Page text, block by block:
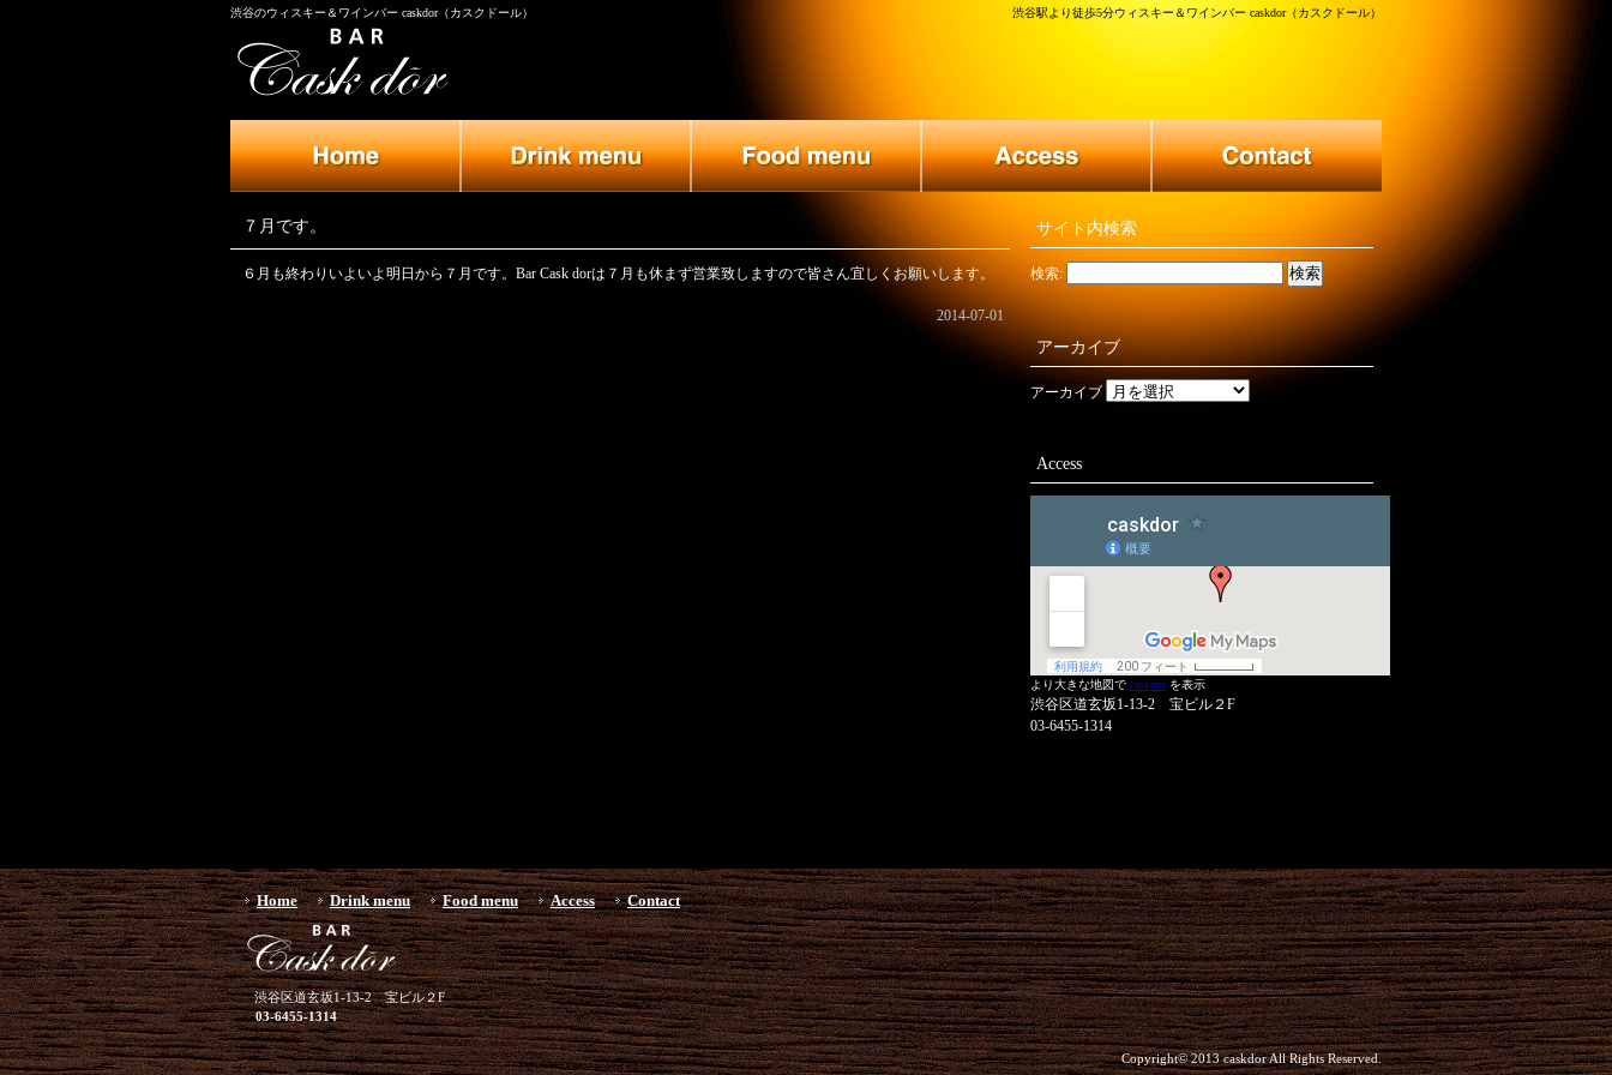
渋谷のウィスキー＆ワインバー caskdor（カスクドール） 渋谷駅より徒歩5分ウィスキー＆ワインバー caskdor（カスクドール）
７月です。
６月も終わりいよいよ明日から７月です。Bar Cask dorは７月も休まず営業致しますので皆さん宜しくお願いします。
2014-07-01
サイト内検索
検索:
アーカイブ
アーカイブ
Access
より大きな地図で caskdorを表示
渋谷区道玄坂1-13-2 宝ビル２F
03-6455-1314
Home Drink menu Food menu Access Contact
渋谷区道玄坂1-13-2 宝ビル２F
03-6455-1314
Copyright© 2013 caskdor All Rights Reserved.